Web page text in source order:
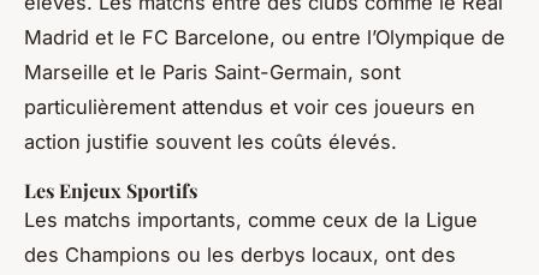
Madrid et le FC Barcelone, ou entre l’Olympique de
Marseille et le Paris Saint-Germain, sont
particulièrement attendus et voir ces joueurs en
action justifie souvent les coûts élevés.
Les Enjeux Sportifs
Les matchs importants, comme ceux de la Ligue
des Champions ou les derbys locaux, ont des